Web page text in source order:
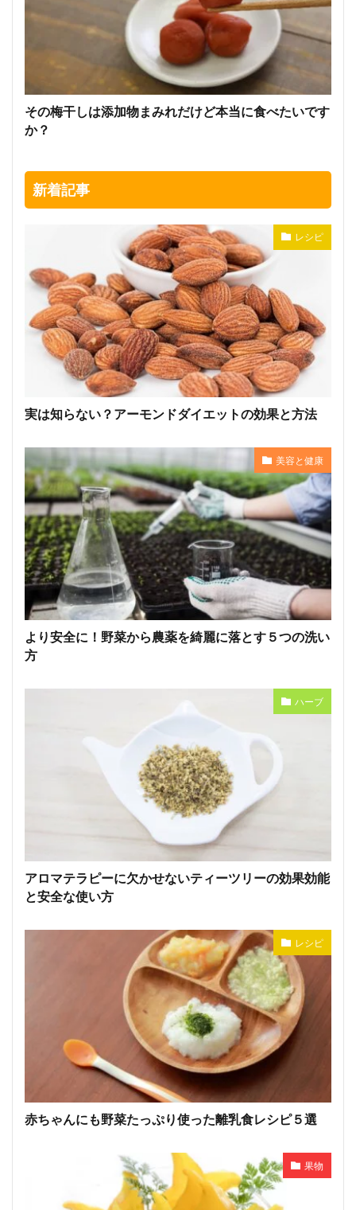
その梅干しは添加物まみれだけど本当に食べたいです
か？
新着記事
レシピ
実は知らない？アーモンドダイエットの効果と方法
美容と健康
より安全に！野菜から農薬を綺麗に落とす５つの洗い
方
ハーブ
アロマテラピーに欠かせないティーツリーの効果効能
と安全な使い方
レシピ
赤ちゃんにも野菜たっぷり使った離乳食レシピ５選
果物